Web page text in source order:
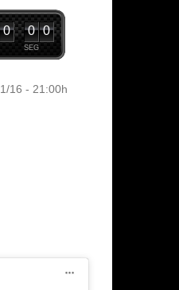
0
SEG
0 0
16 - 21:00h